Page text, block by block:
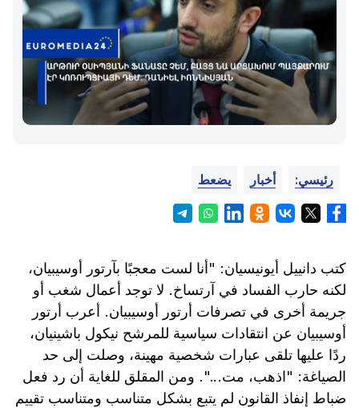
رئيسي: أخبار يضعط
كتب دانييل أيونيسيان: "أنا لست معجبًا بآرتور أوسيبيان،
لكنه حارب الفساد في آرتساخ. لا توجد أعمال شغب أو
جريمة أخرى في تصرفات أرتور أوسيبيان. أعرب أرتور
أوسيبيان عن انتقادات سياسية للمرشح نيكول باشينيان،
ردًا عليها تلقى عبارات شخصية مهينة، وصلت إلى حد
الصياغة: "اذهب، مت...". ومن المقلق للغاية أن رد فعل
ضباط إنفاذ القانون لم يتبع بشكل متناسب ومتناسب تقييم